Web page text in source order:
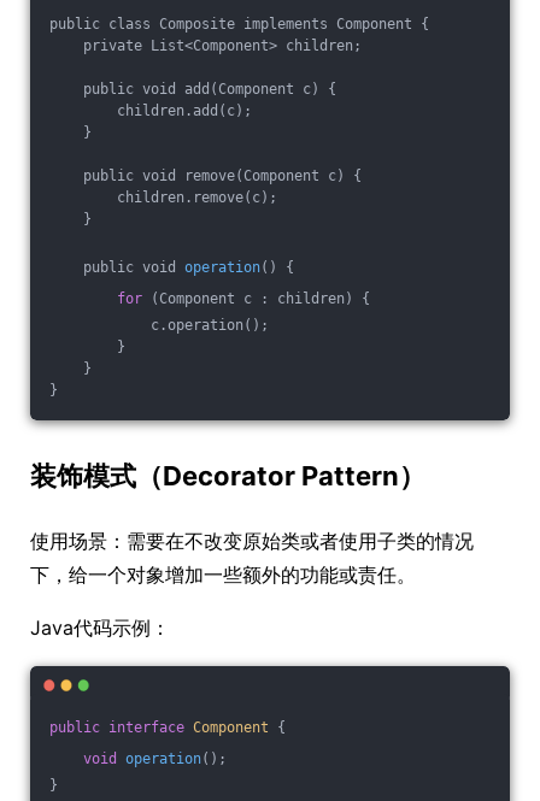
public class Composite implements Component {
private List<Component> children;
public void add(Component c) {
children.add(c);
}
public void remove(Component c) {
children.remove(c);
}
public void operation() {
for (Component c : children) {
c.operation();
}
}
}
装饰模式（Decorator Pattern）
使用场景：需要在不改变原始类或者使用子类的情况
下，给一个对象增加一些额外的功能或责任。
Java代码示例：
public interface Component
{
void
operation() ;
}